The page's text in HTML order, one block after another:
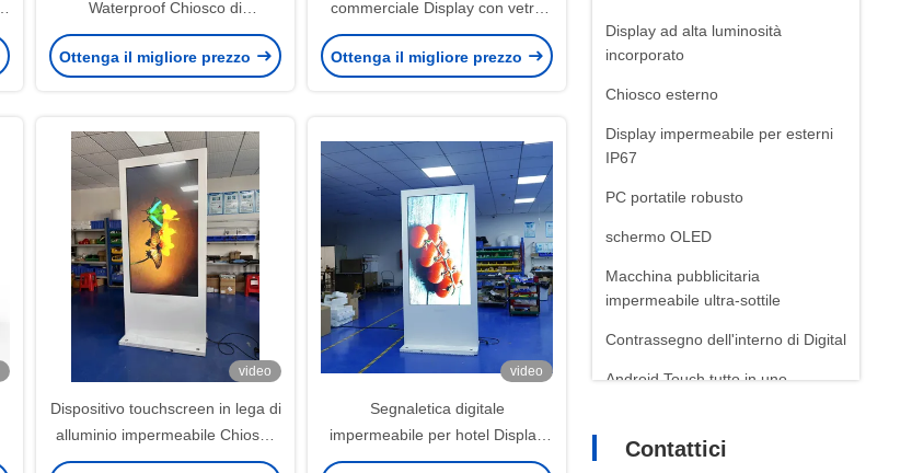
Display ad alta luminosità
incorporato
Chiosco esterno
Display impermeabile per esterni
IP67
PC portatile robusto
schermo OLED
Macchina pubblicitaria
impermeabile ultra-sottile
Contrassegno dell'interno di Digital
Android Touch tutto in uno
parteggiato doppio
Contattici
Waterproof Chiosco di
segnaletica digitale esterna 178°
angolo di visione
Ottenga il migliore prezzo
commerciale Display con vetro
rinforzato
Ottenga il migliore prezzo
video
Dispositivo touchscreen in lega di
alluminio impermeabile Chiosco
di segnaletica digitale esterno
video
Segnaletica digitale
impermeabile per hotel Display
digitale indipendente 3000cd